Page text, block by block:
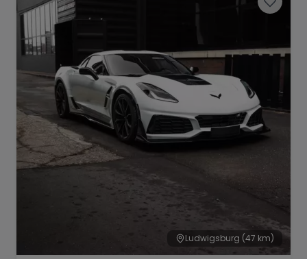
Ludwigsburg (47 km)